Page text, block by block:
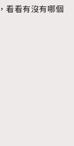
看看有沒有哪個